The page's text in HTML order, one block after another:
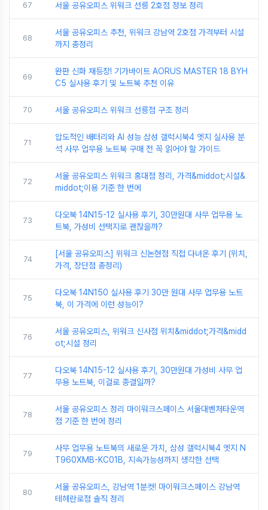
67 서울 공유오피스 위워크 선릉 2호점 정보 정리
68
서울 공유오피스 추천, 위워크 강남역 2호점 가격부터 시설
까지 총정리
69
완판 신화 재등장! 기가바이트 AORUS MASTER 18 BYH
C5 실사용 후기 및 노트북 추천 이유
70 서울 공유오피스 위워크 선릉점 구조 정리
71
압도적인 배터리와 AI 성능 삼성 갤럭시북4 엣지 실사용 분
석 사무 업무용 노트북 구매 전 꼭 읽어야 할 가이드
72
서울 공유오피스 위워크 홍대점 정리, 가격&middot;시설&
middot;이용 기준 한 번에
73
다오북 14N15-12 실사용 후기, 30만원대 사무 업무용 노
트북, 가성비 선택지로 괜찮을까?
74
[서울 공유오피스] 위워크 신논현점 직접 다녀온 후기 (위치,
가격, 장단점 총정리)
75
다오북 14N150 실사용 후기 30만 원대 사무 업무용 노트
북, 이 가격에 이런 성능이?
76
서울 공유오피스, 위워크 신사점 위치&middot;가격&midd
ot;시설 정리
77
다오북 14N15-12 실사용 후기, 30만원대 가성비 사무 업
무용 노트북, 이걸로 종결일까?
78
서울 공유오피스 정리 마이워크스페이스 서울대벤처타운역
점 기준 한 번에 정리
79
사무 업무용 노트북의 새로운 가치, 삼성 갤럭시북4 엣지 N
T960XMB-KC01B, 지속가능성까지 생각한 선택
80
서울 공유오피스, 강남역 1분컷! 마이워크스페이스 강남역
테헤란로점 솔직 정리